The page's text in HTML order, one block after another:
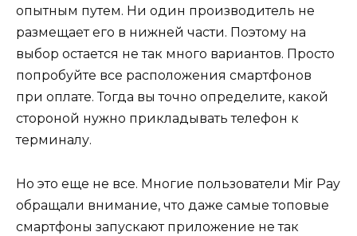
опытным путем. Ни один производитель не
размещает его в нижней части. Поэтому на
выбор остается не так много вариантов. Просто
попробуйте все расположения смартфонов
при оплате. Тогда вы точно определите, какой
стороной нужно прикладывать телефон к
терминалу.
Но это еще не все. Многие пользователи Mir Pay
обращали внимание, что даже самые топовые
смартфоны запускают приложение не так